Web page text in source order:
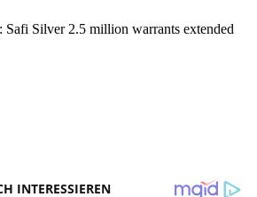
Safi Silver 2.5 million warrants extended